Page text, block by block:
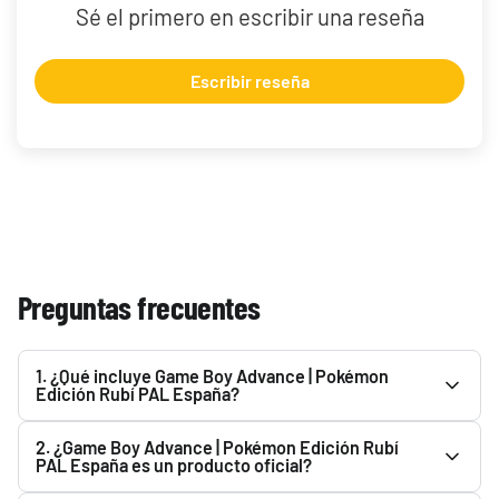
Sé el primero en escribir una reseña
Escribir reseña
Preguntas frecuentes
1. ¿Qué incluye Game Boy Advance | Pokémon
Edición Rubí PAL España?
Edición Rubí PAL España para ver todo lo que incluye.
Podrás encontrarlo en el apartado superior.
2. ¿Game Boy Advance | Pokémon Edición Rubí
PAL España es un producto oficial?